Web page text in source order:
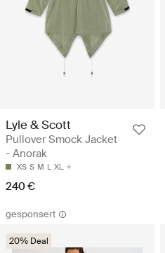
Lyle & Scott
Pullover Smock Jacket
- Anorak
XS S M L XL
240 €
gesponsert
20% Deal